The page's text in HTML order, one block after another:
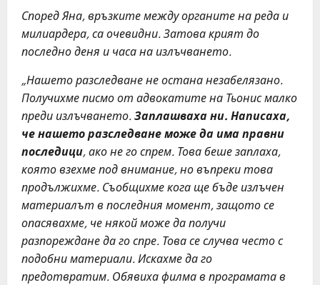
Според Яна, връзките между органите на реда и
милиардера, са очевидни. Затова крият до
последно деня и часа на излъчването.
„Нашето разследване не остана незабелязано.
Получихме писмо от адвокатите на Тьонис малко
преди излъчването.Заплашваха ни. Написаха,
че нашето разследване може да има правни
последици, ако не го спрем. Това беше заплаха,
която взехме под внимание, но въпреки това
продължихме. Съобщихме кога ще бъде излъчен
материалът в последния момент, защото се
опасявахме, че някой може да получи
разпореждане да го спре. Това се случва често с
подобни материали. Искахме да го
предотвратим. Обявиха филма в програмата в